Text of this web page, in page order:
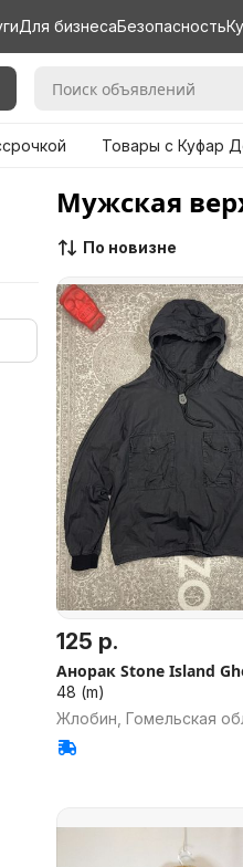
Для бизнесаБезопасность
Товары с Куфар
Мужская
По новизне
125 р.
Анорак Stone Island
48 (m)
Жлобин, Гомельская